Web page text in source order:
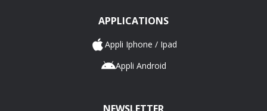
APPLICATIONS
Appli Iphone / Ipad
Appli Android